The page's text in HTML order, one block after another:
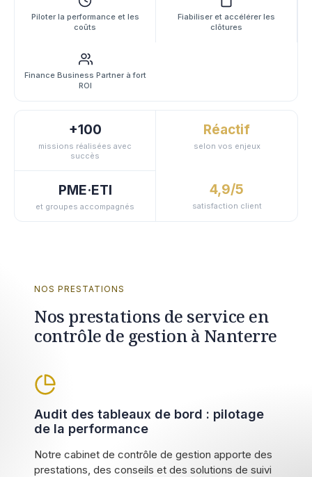
Piloter la performance et les
coûts
Fiabiliser et accélérer les
clôtures
Finance Business Partner à fort
ROI
+100
missions réalisées avec
succès
Réactif
selon vos enjeux
PME·ETI
et groupes accompagnés
4,9/5
satisfaction client
NOS PRESTATIONS
Nos prestations de service en
contrôle de gestion à Nanterre
Audit des tableaux de bord : pilotage
de la performance
Notre cabinet de contrôle de gestion apporte des
prestations, des conseils et des solutions de suivi